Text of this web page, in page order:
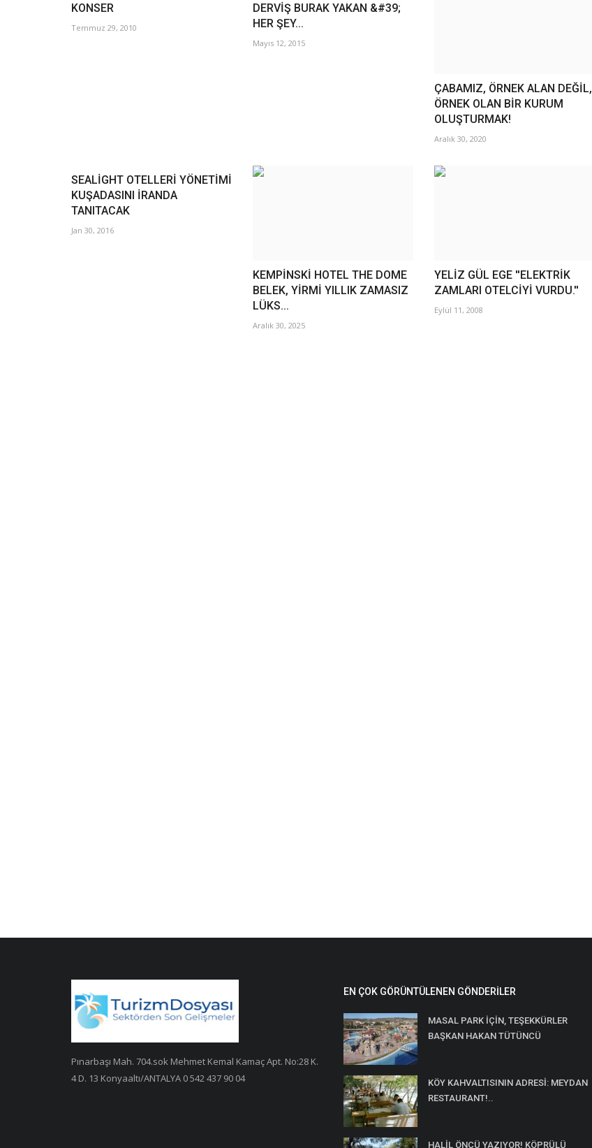
KONSER
Temmuz 29, 2010
DERVİŞ BURAK YAKAN &#39;
HER ŞEY...
Mayıs 12, 2015
ÇABAMIZ, ÖRNEK ALAN DEĞİL,
ÖRNEK OLAN BİR KURUM
OLUŞTURMAK!
Aralık 30, 2020
SEALİGHT OTELLERİ YÖNETİMİ
KUŞADASINI İRANDA
TANITACAK
Jan 30, 2016
KEMPİNSKİ HOTEL THE DOME
BELEK, YİRMİ YILLIK ZAMASIZ
LÜKS...
Aralık 30, 2025
YELİZ GÜL EGE ''ELEKTRİK
ZAMLARI OTELCİYİ VURDU.''
Eylül 11, 2008
Pınarbaşı Mah. 704.sok Mehmet Kemal Kamaç Apt. No:28 K.
4 D. 13 Konyaaltı/ANTALYA 0 542 437 90 04
EN ÇOK GÖRÜNTÜLENEN GÖNDERILER
MASAL PARK İÇİN, TEŞEKKÜRLER
BAŞKAN HAKAN TÜTÜNCÜ
KÖY KAHVALTISININ ADRESİ: MEYDAN
RESTAURANT!..
HALİL ÖNCÜ YAZIYOR! KÖPRÜLÜ